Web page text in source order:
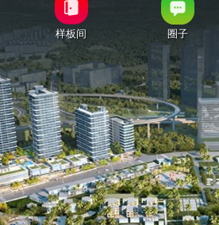
样板间 圈子